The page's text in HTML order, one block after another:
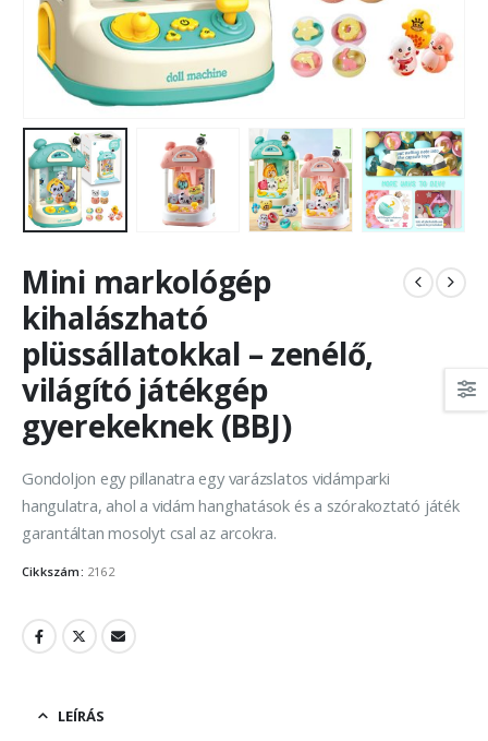
Mini markológép
kihalászható
plüssállatokkal – zenélő,
világító játékgép
gyerekeknek (BBJ)
Gondoljon egy pillanatra egy varázslatos vidámparki
hangulatra, ahol a vidám hanghatások és a szórakoztató játék
garantáltan mosolyt csal az arcokra.
Cikkszám: 2162
LEÍRÁS